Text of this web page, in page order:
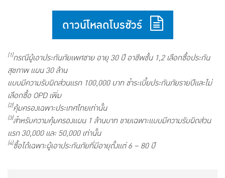
ดาวน์โหลดโบรชัวร์
(1)กรณีผู้เอาประกันภัยเพศชาย อายุ 30 ปี อาชีพชั้น 1,2 เลือกซื้อประกัน
สุขภาพ แผน 30 ล้าน
แบบมีความรับผิดส่วนแรก 100,000 บาท ชำระเบี้ยประกันภัยรายปีและไม่
เลือกซื้อ OPD เพิ่ม
(2)คุ้มครองเฉพาะประเทศไทยเท่านั้น
(3)สำหรับความคุ้มครองแผน 1 ล้านบาท ขายเฉพาะแบบมีความรับผิดส่วน
แรก 30,000 และ 50,000 เท่านั้น
(4)ซื้อได้เฉพาะผู้เอาประกันภัยที่มีอายุตั้งแต่ 6 – 80 ปี